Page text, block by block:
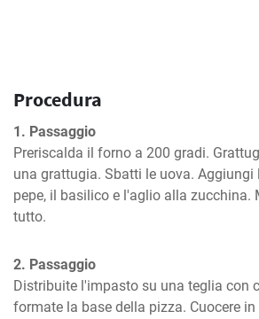
Procedura
1. Passaggio
Preriscalda il forno a 200 gradi.
una grattugia. Sbatti le uova. Aggiungi
pepe, il basilico e l'aglio alla zucchina.
tutto.
2. Passaggio
Distribuite l'impasto su una teglia con
formate la base della pizza. Cuocere